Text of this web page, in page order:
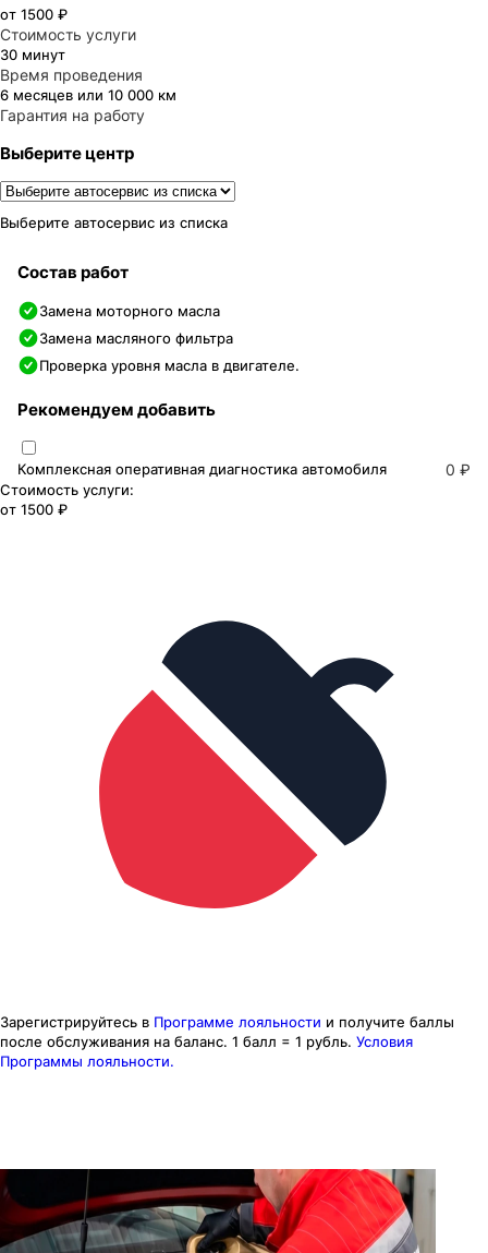
от 1500 ₽
Стоимость услуги
30 минут
Время проведения
6 месяцев или 10 000 км
Гарантия на работу
Выберите центр
Выберите автосервис из списка
Состав работ
Замена моторного масла
Замена масляного фильтра
Проверка уровня масла в двигателе.
Рекомендуем добавить
Комплексная оперативная диагностика автомобиля 0 ₽
Стоимость услуги:
от 1500 ₽
Зарегистрируйтесь в Программе лояльности и получите баллы
после обслуживания на баланс. 1 балл = 1 рубль. Условия
Программы лояльности.